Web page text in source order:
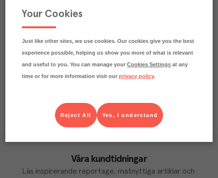
Varje kilo av varan påverkar klimatet motsvarande
utsläppen av 3.1 kg koldioxid.
Våra kundtidningar
Läs inspirerande reportage, matnyttiga artiklar och
Your Cookies
Just like other sites, we use cookies. Our cookies give you the best
experience possible, helping us show you more of what is relevant
and useful to you. You can manage yourCookies Settings at any
time or for more information visit ourprivacy policy.
Yes, I understand
Reject All